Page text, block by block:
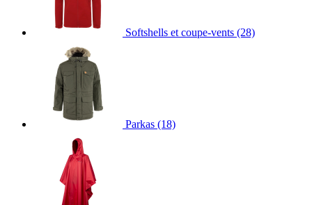
Softshells et coupe-vents (28)
Parkas (18)